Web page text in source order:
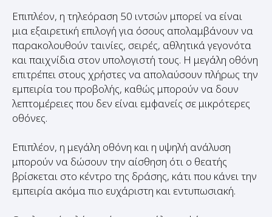
παρακολουθούν ταινίες, σειρές, αθλητικά γεγονότα
και παιχνίδια στον υπολογιστή τους. Η μεγάλη οθόνη
επιτρέπει στους χρήστες να απολαύσουν πλήρως την
εμπειρία του προβολής, καθώς μπορούν να δουν
λεπτομέρειες που δεν είναι εμφανείς σε μικρότερες
οθόνες.
Επιπλέον, η μεγάλη οθόνη και η υψηλή ανάλυση
βρίσκεται στο κέντρο της δράσης, κάτι που κάνει την
εμπειρία ακόμα πιο ευχάριστη και εντυπωσιακή.
Ο τελευταίος λόγος είναι η μεγάλη επιφάνεια και η